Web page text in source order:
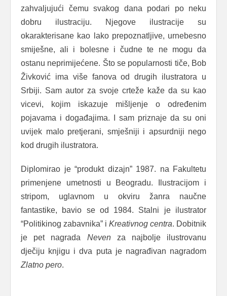
zahvaljujući čemu svakog dana podari po neku
dobru ilustraciju. Njegove ilustracije su
okarakterisane kao lako prepoznatljive, urnebesno
smiješne, ali i bolesne i čudne te ne mogu da
ostanu neprimijećene. Što se popularnosti tiče, Bob
Živković ima više fanova od drugih ilustratora u
Srbiji. Sam autor za svoje crteže kaže da su kao
vicevi, kojim iskazuje mišljenje o određenim
pojavama i događajima. I sam priznaje da su oni
uvijek malo pretjerani, smješniji i apsurdniji nego
kod drugih ilustratora.
Diplomirao je “produkt dizajn” 1987. na Fakultetu
primenjene umetnosti u Beogradu. Ilustracijom i
stripom, uglavnom u okviru žanra naučne
fantastike, bavio se od 1984. Stalni je ilustrator
“Politikinog zabavnika” i Kreativnog centra. Dobitnik
je pet nagrada Nevenza najbolje ilustrovanu
dječiju knjigu i dva puta je nagrađivan nagradom
Zlatno pero.